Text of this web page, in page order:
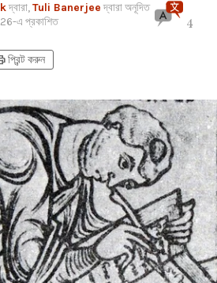
দ্বারা,Tuli Banerjeeদ্বারা অনূদিত
-এ প্রকাশিত 4
প্রিন্ট করুন